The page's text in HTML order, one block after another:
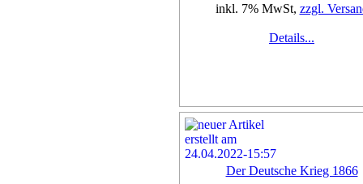
inkl. 7% MwSt, zzgl.
Details...
Der Deutsche Krieg 1866